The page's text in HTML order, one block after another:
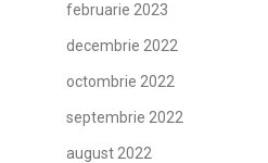
februarie 2023
decembrie 2022
octombrie 2022
septembrie 2022
august 2022